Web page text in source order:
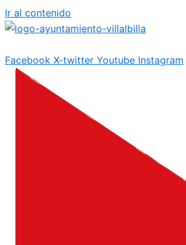
Ir al contenido
Facebook X-twitter Youtube Instagram